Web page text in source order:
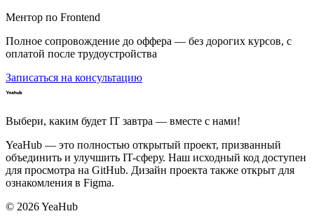
Ментор по Frontend
Полное сопровождение до оффера — без дорогих курсов, с
оплатой после трудоустройства
Записаться на консультацию
Выбери, каким будет IT завтра — вместе c нами!
YeaHub — это полностью открытый проект, призванный
объединить и улучшить IT-сферу. Наш исходный код доступен
для просмотра на GitHub. Дизайн проекта также открыт для
ознакомления в Figma.
© 2026YeaHub